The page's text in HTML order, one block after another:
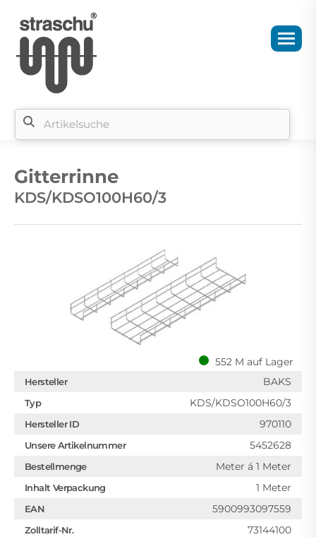
Gitterrinne
KDS/KDSO100H60/3
552 M auf Lager
Hersteller BAKS
Typ KDS/KDSO100H60/3
Hersteller ID 970110
Unsere Artikelnummer 5452628
Bestellmenge Meter á 1 Meter
Inhalt Verpackung 1 Meter
EAN 5900993097559
Zolltarif-Nr. 73144100